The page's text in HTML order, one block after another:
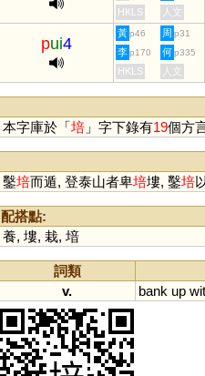
HKLS 人文
pui4
黃 p46 周 p31
李 p170 何 p335
HKLS 人文
本字庫於「培」字下錄有19個方
鑿培而遁, 登泰山者卑培塿, 鑿培
配搭點:
養, 塿, 栽, 堷
詞類
v.
bank up